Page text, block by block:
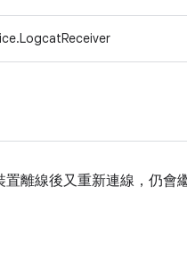
離線後又重新連線，仍會